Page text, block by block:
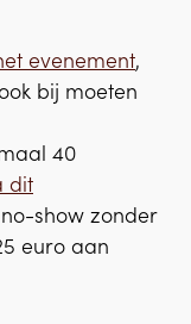
evenement,
bij moeten
40
dit
show zonder
euro aan